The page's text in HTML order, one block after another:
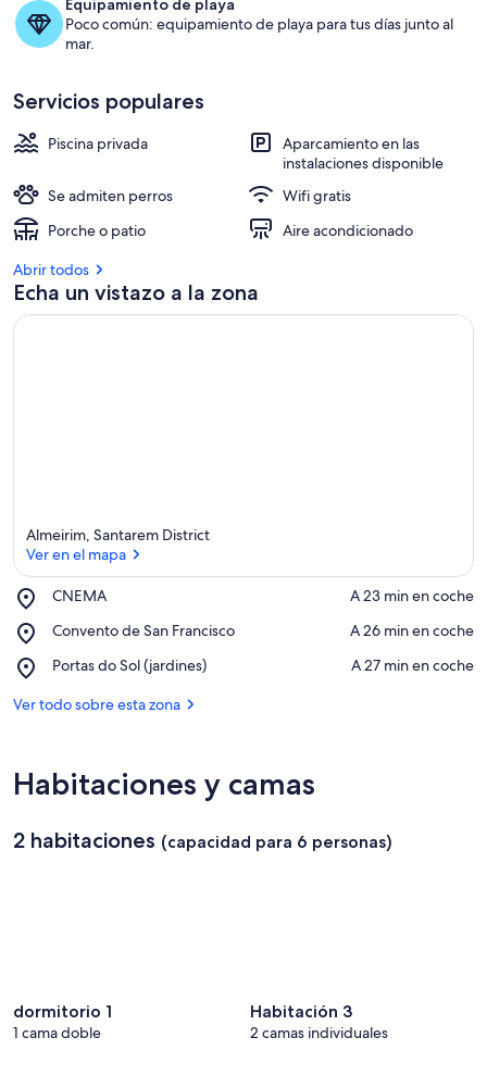
80
km
de
Equipamiento de playa
Poco común: equipamiento de playa para tus días junto al
mar.
Servicios populares
Piscina privada
Aparcamiento en las
instalaciones disponible
Se admiten perros
Wifi gratis
Porche o patio
Aire acondicionado
Abrir todos
Echa un vistazo a la zona
Almeirim, Santarem District
Ver en el mapa
CNEMA
Place,
‪A 23 min en coche‬
Convento de San Francisco
Place,
de
Francisco
‪A 26 min en coche‬
Portas do Sol (jardines)
Place,
do
‪A 27 min en coche‬
Ver todo sobre esta zona
Habitaciones y camas
2 habitaciones (capacidad para 6 personas)
dormitorio 1
1 cama doble
Habitación 3
2 camas individuales